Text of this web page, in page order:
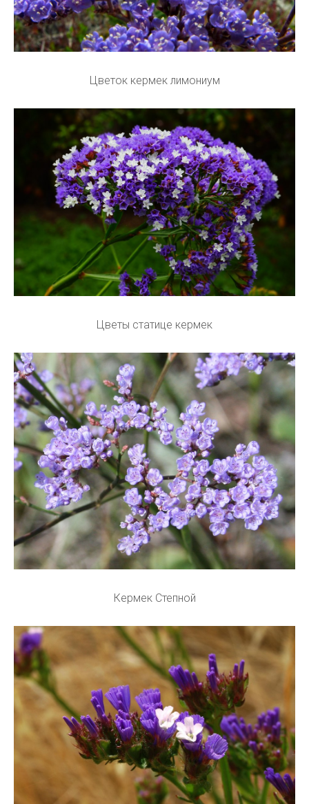
Цветок кермек лимониум
Цветы статице кермек
Кермек Степной